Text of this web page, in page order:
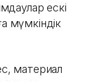
ескі
мүмкіндік
материал